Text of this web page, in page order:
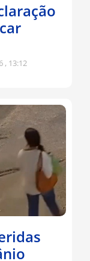
13:12